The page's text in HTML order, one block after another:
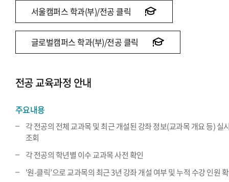
서울캠퍼스 학과(부)/전공 클릭
글로벌캠퍼스 학과(부)/전공 클릭
전공 교육과정 안내
주요내용
각 전공의 전체 교과목 및 최근 개설된 강좌 정보(교과목 개요 등) 실
조회
각 전공의 학년별 이수 교과목 사전 확인
'원-클릭’으로 교과목의 최근 3년 강좌 개설 여부 및 누적 수강 인원